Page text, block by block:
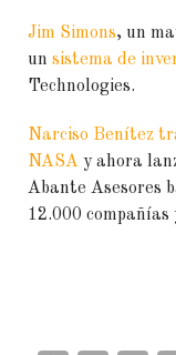
Jim Simons, un
un sistema de
Technologies.
Narciso Benítez
NASA y ahora
Abante Asesores
12.000 compañías